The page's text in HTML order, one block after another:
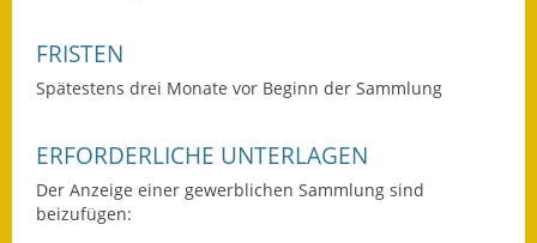
Gemeindeverwaltung
Eröffnungsbilanz
FRISTEN
Spätestens drei Monate vor Beginn der Sammlung
ERFORDERLICHE UNTERLAGEN
Der Anzeige einer gewerblichen Sammlung sind
beizufügen: